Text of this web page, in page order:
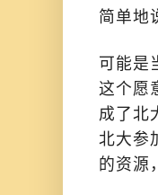
简单地
可能是
这个愿
成了北
北大参
的资源